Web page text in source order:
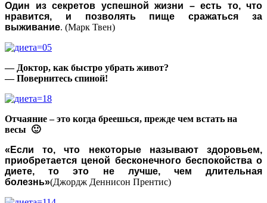
Один из секретов успешной жизни – есть то, что
нравится, и позволять пище сражаться за
выживание. (Марк Твен)
— Доктор, как быстро убрать живот?
— Повернитесь спиной!
Отчаяние – это когда бреешься, прежде чем встать на
весы 🙂
«Если то, что некоторые называют здоровьем,
приобретается ценой бесконечного беспокойства о
диете, то это не лучше, чем длительная
болезнь»(Джордж Деннисон Прентис)